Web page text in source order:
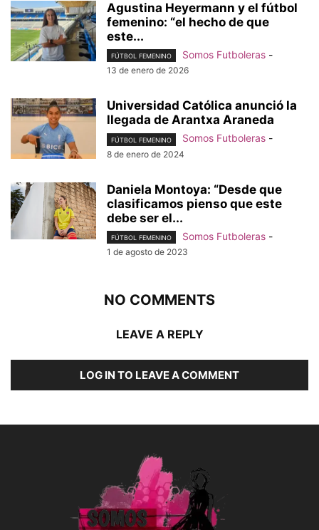
Agustina Heyermann y el fútbol
femenino: “el hecho de que
este...
FÚTBOL FEMENINO Somos Futboleras -
13 de enero de 2026
Universidad Católica anunció la
llegada de Arantxa Araneda
FÚTBOL FEMENINO Somos Futboleras -
8 de enero de 2024
Daniela Montoya: “Desde que
clasificamos pienso que este
debe ser el...
FÚTBOL FEMENINO Somos Futboleras -
1 de agosto de 2023
NO COMMENTS
LEAVE A REPLY
LOG IN TO LEAVE A COMMENT